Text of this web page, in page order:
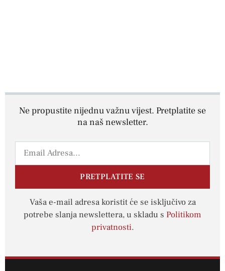
Ne propustite nijednu važnu vijest. Pretplatite se
na naš newsletter.
PRETPLATITE SE
Vaša e-mail adresa koristit će se isključivo za
potrebe slanja newslettera, u skladu s Politikom
privatnosti.